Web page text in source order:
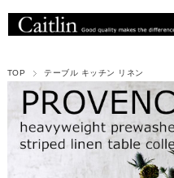
TOP テーブル キッチン リネン